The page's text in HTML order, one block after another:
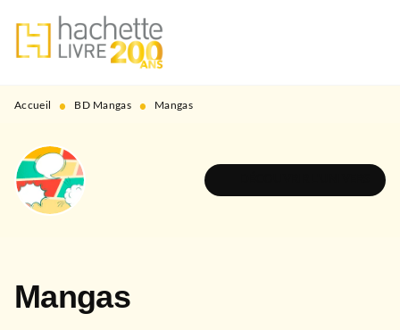
MENU RECHERCHE
PIED DE PAGE
Accueil • BD Mangas • Mangas
Mangas